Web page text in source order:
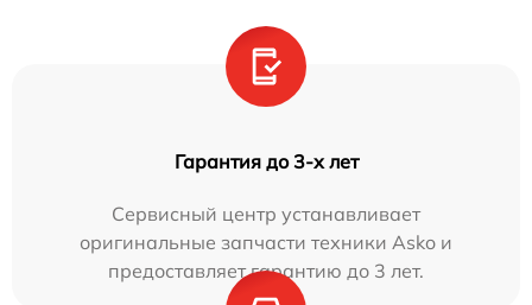
Гарантия до 3-х лет
Сервисный центр устанавливает
оригинальные запчасти техники Asko и
предоставляет гарантию до 3 лет.